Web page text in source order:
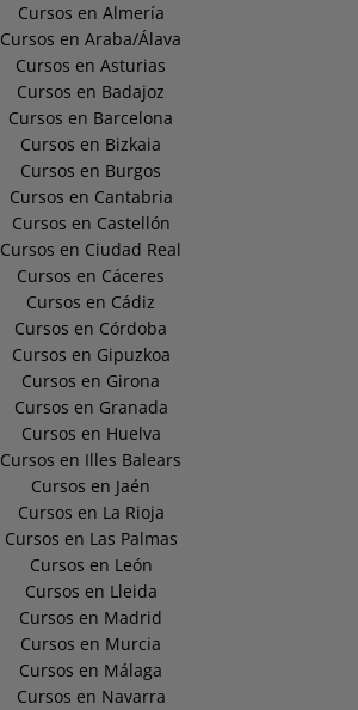
Cursos en Almería
Cursos en Araba/Álava
Cursos en Asturias
Cursos en Badajoz
Cursos en Barcelona
Cursos en Bizkaia
Cursos en Burgos
Cursos en Cantabria
Cursos en Castellón
Cursos en Ciudad Real
Cursos en Cáceres
Cursos en Cádiz
Cursos en Córdoba
Cursos en Gipuzkoa
Cursos en Girona
Cursos en Granada
Cursos en Huelva
Cursos en Illes Balears
Cursos en Jaén
Cursos en La Rioja
Cursos en Las Palmas
Cursos en León
Cursos en Lleida
Cursos en Madrid
Cursos en Murcia
Cursos en Málaga
Cursos en Navarra